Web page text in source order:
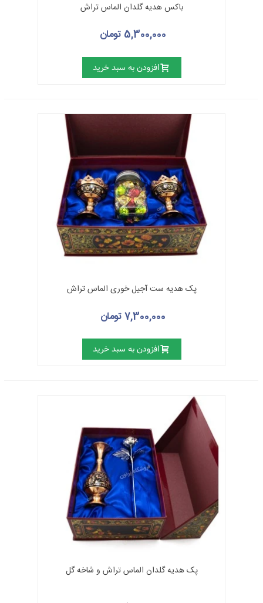
باکس هدیه گلدان الماس تراش
5,300,000 تومان
افزودن به سبد خرید
پک هدیه ست آجیل خوری الماس تراش
7,300,000 تومان
افزودن به سبد خرید
پک هدیه گلدان الماس تراش و شاخه گل